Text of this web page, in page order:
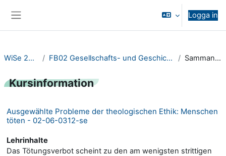
Logga in
WiSe 2023/24 FB02 Gesellschafts- und Geschichtswissenschaften Sammanfattning
Kursinformation
Ausgewählte Probleme der theologischen Ethik: Menschen
töten - 02-06-0312-se
Lehrinhalte
Das Tötungsverbot scheint zu den am wenigsten strittigen